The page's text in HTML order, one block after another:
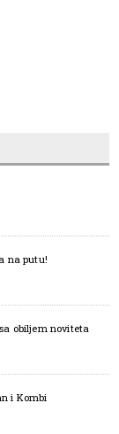
na putu!
obiljem noviteta
i Kombi